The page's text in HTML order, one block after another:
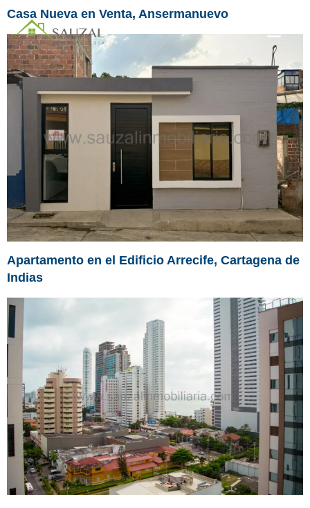
Casa Nueva en Venta, Ansermanuevo
Apartamento en el Edificio Arrecife, Cartagena de
Indias